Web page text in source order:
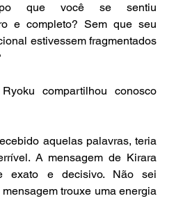
que você se sentiu
e completo? Sem que seu
estivessem fragmentados
compartilhou conosco
aquelas palavras, teria
A mensagem de Kirara
exato e decisivo. Não sei
trouxe uma energia